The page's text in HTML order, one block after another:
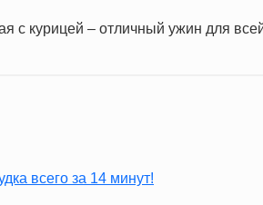
с курицей – отличный ужин для